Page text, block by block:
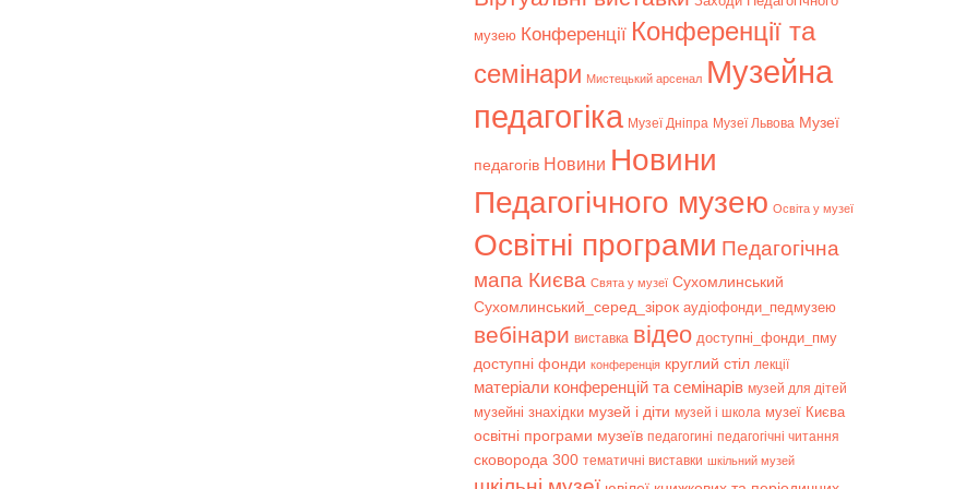
музею Конференції Конференції та
семінари Мистецький арсенал Музейна
педагогіка Музеї Дніпра Музеї Львова Музеї
педагогів Новини Новини
Педагогічного музею Освіта у музеї
Освітні програми Педагогічна
мапа Києва Свята у музеї Сухомлинський
Сухомлинський_серед_зірок аудіофонди_педмузею
вебінари виставка відео доступні_фонди_пму
доступні фонди конференція круглий стіл лекції
матеріали конференцій та семінарів музей для дітей
музейні знахідки музей і діти музей і школа музеї Києва
освітні програми музеїв педагогині педагогічні читання
сковорода 300 тематичні виставки шкільний музей